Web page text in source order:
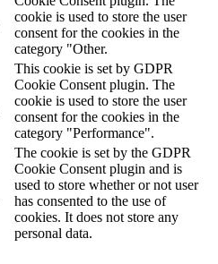
cookie is used to store the user
consent for the cookies in the
category "Other.
This cookie is set by GDPR
Cookie Consent plugin. The
cookie is used to store the user
consent for the cookies in the
category "Performance".
The cookie is set by the GDPR
Cookie Consent plugin and is
used to store whether or not user
has consented to the use of
cookies. It does not store any
personal data.